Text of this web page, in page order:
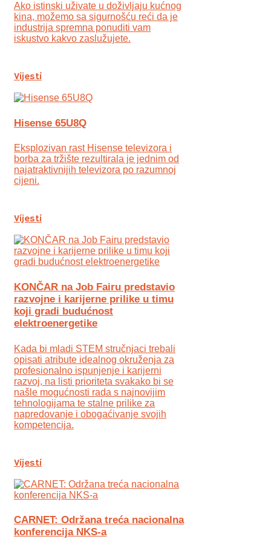
Ako istinski uživate u doživljaju kućnog
kina, možemo sa sigurnošću reći da je
industrija spremna ponuditi vam
iskustvo kakvo zaslužujete.
Vijesti
Hisense 65U8Q
Eksplozivan rast Hisense televizora i
borba za tržište rezultirala je jednim od
najatraktivnijih televizora po razumnoj
cijeni.
Vijesti
KONČAR na Job Fairu predstavio
razvojne i karijerne prilike u timu
koji gradi budućnost
elektroenergetike
Kada bi mladi STEM stručnjaci trebali
opisati atribute idealnog okruženja za
profesionalno ispunjenje i karijerni
razvoj, na listi prioriteta svakako bi se
našle mogućnosti rada s najnovijim
tehnologijama te stalne prilike za
napredovanje i obogaćivanje svojih
kompetencija.
Vijesti
CARNET: Održana treća nacionalna
konferencija NKS-a